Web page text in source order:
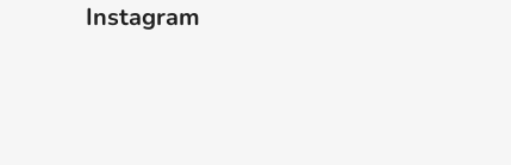
Instagram